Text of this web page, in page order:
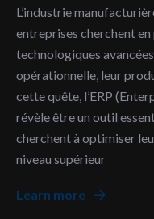
L’industrie
entreprises cherchent
technologiques
opérationnelle, leur
cette quête, l’ERP
révèle être un outil
cherchent à optimiser
niveau supérieur
Learn more